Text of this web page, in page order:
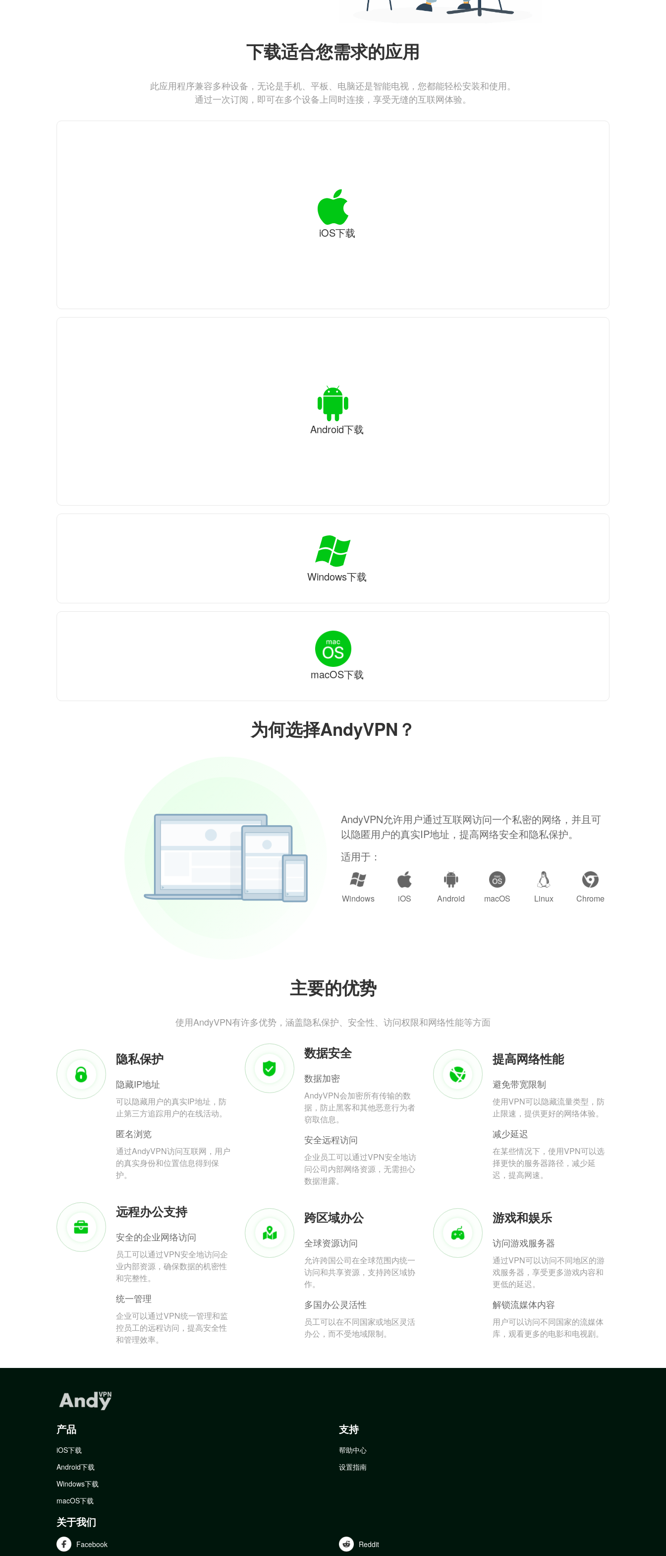
为何选择AndyVPN？
AndyVPN允许用户通过互联网访问一个私密的网络，并且可
以隐匿用户的真实IP地址，提高网络安全和隐私保护。
适用于：
Windows iOS Android macOS Linux Chrome
主要的优势
使用AndyVPN有许多优势，涵盖隐私保护、安全性、访问权限和网络性能等方面
隐私保护
隐藏IP地址
可以隐藏用户的真实IP地址，防
止第三方追踪用户的在线活动。
匿名浏览
通过AndyVPN访问互联网，用户
的真实身份和位置信息得到保
护。
数据安全
数据加密
AndyVPN会加密所有传输的数
据，防止黑客和其他恶意行为者
窃取信息。
安全远程访问
企业员工可以通过VPN安全地访
问公司内部网络资源，无需担心
数据泄露。
提高网络性能
避免带宽限制
使用VPN可以隐藏流量类型，防
止限速，提供更好的网络体验。
减少延迟
在某些情况下，使用VPN可以选
择更快的服务器路径，减少延
迟，提高网速。
远程办公支持
安全的企业网络访问
员工可以通过VPN安全地访问企
业内部资源，确保数据的机密性
和完整性。
统一管理
企业可以通过VPN统一管理和监
控员工的远程访问，提高安全性
和管理效率。
跨区域办公
全球资源访问
允许跨国公司在全球范围内统一
访问和共享资源，支持跨区域协
作。
多国办公灵活性
员工可以在不同国家或地区灵活
办公，而不受地域限制。
游戏和娱乐
访问游戏服务器
通过VPN可以访问不同地区的游
戏服务器，享受更多游戏内容和
更低的延迟。
解锁流媒体内容
用户可以访问不同国家的流媒体
库，观看更多的电影和电视剧。
下载适合您需求的应用
此应用程序兼容多种设备，无论是手机、平板、电脑还是智能电视，您都能轻松安装和使用。
通过一次订阅，即可在多个设备上同时连接，享受无缝的互联网体验。
iOS下载
Android下载
Windows下载
macOS下载
产品
iOS下载
Android下载
Windows下载
macOS下载
支持
帮助中心
设置指南
关于我们
Facebook Reddit